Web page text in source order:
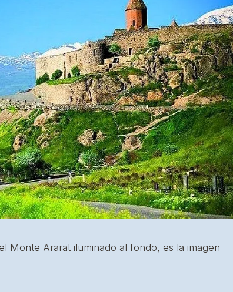
Monte Ararat iluminado al fondo, es la imagen